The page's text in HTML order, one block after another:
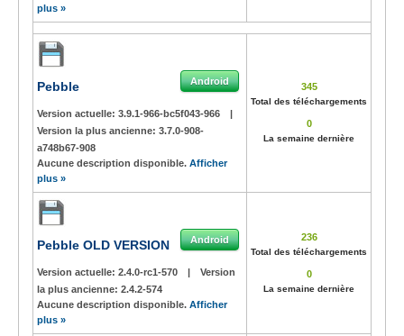
plus »
Pebble Android
Version actuelle: 3.9.1-966-bc5f043-966
|
Version la plus ancienne: 3.7.0-908-
a748b67-908
Aucune description disponible. Afficher
plus »
345
Total des téléchargements
0
La semaine dernière
Pebble OLD VERSION Android
Version actuelle: 2.4.0-rc1-570 |
Version
la plus ancienne: 2.4.2-574
Aucune description disponible. Afficher
plus »
236
Total des téléchargements
0
La semaine dernière